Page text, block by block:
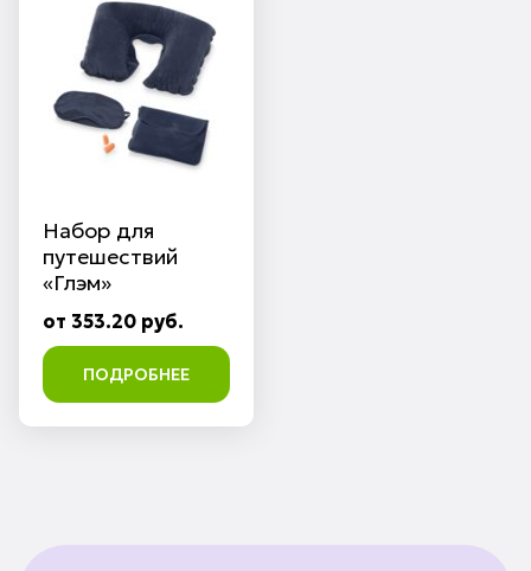
Набор для
путешествий
«Глэм»
от 353.20 руб.
ПОДРОБНЕЕ